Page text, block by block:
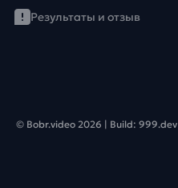
Результаты и отзыв
© Bobr.video 2026 | Build: 999.dev